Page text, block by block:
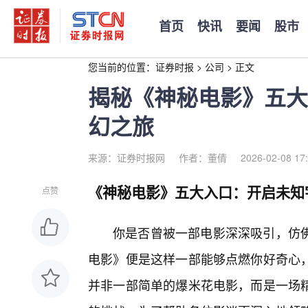
首页 快讯 要闻 股市
您当前的位置： 证券时报 > 公司 > 正文
揭秘《神秘电影》五
幻之旅
来源：证券时报网 作者：董倩 2026-02-08
点赞 《神秘电影》五大入口：开启未
你是否曾被一部电影深深吸引，仿
电影》便是这样一部能够点燃你好奇
并非一部简单的爆米花电影，而是一